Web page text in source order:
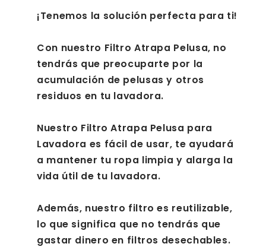
¡Tenemos la solución perfecta para ti!
Con nuestro Filtro Atrapa Pelusa, no
tendrás que preocuparte por la
acumulación de pelusas y otros
residuos en tu lavadora.
Nuestro Filtro Atrapa Pelusa para
Lavadora es fácil de usar, te ayudará
a mantener tu ropa limpia y alarga la
vida útil de tu lavadora.
Además, nuestro filtro es reutilizable,
lo que significa que no tendrás que
gastar dinero en filtros desechables.